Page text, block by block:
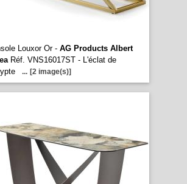
Louxor Or - AG Products Albert
Réf. VNS16017ST - L'éclat de
... [2 image(s)]